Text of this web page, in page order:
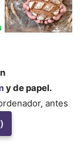
y de papel.
antes